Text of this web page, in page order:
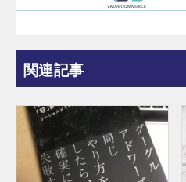
関連記事